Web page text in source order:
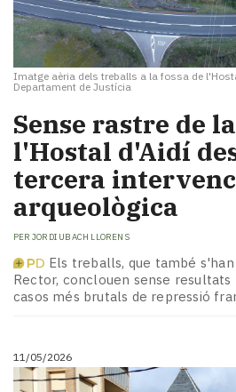
Imatge aèria dels treballs a la fossa de
Departament de Justícia
Sense rastre de
l'Hostal d'Aidí
tercera
arqueològica
PER JORDI UBACH LLORENS
Els treballs, que també
Rector, conclouen sense resultats
casos més brutals de repressió
11/05/2026